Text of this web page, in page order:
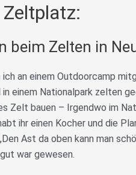
beim Zelten in
an einem Outdoorcamp
einem Nationalpark zelten
Zelt bauen – Irgendwo im
ihr einen Kocher und die
Ast da oben kann man
war gewesen.